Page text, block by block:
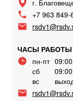
г.
+7 963 849-
ЧАСЫ РАБОТЫ
пн-пт
сб
вс